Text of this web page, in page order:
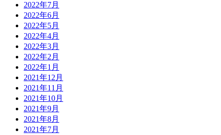
2022年7月
2022年6月
2022年5月
2022年4月
2022年3月
2022年2月
2022年1月
2021年12月
2021年11月
2021年10月
2021年9月
2021年8月
2021年7月